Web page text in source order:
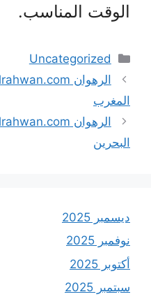
الوقت المناسب.
التصنيفات
Uncategorized
المغرب
البحرين
ديسمبر 2025
نوفمبر 2025
أكتوبر 2025
سبتمبر 2025